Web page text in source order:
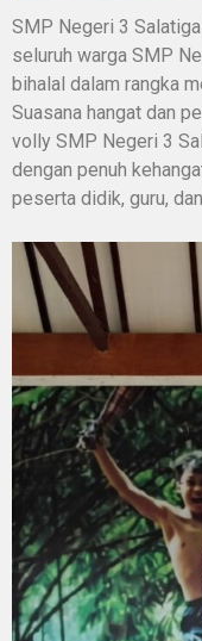
SMP Negeri 3
seluruh warga SMP
bihalal dalam rangka
Suasana hangat dan
volly SMP Negeri 3
dengan penuh
peserta didik, guru,